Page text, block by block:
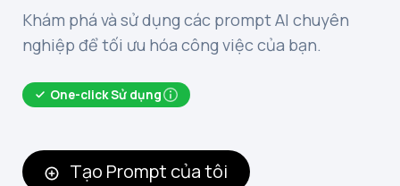
Khám phá và sử dụng các prompt AI chuyên
nghiệp để tối ưu hóa công việc của bạn.
One-click Sử dụng
Tạo Prompt của tôi